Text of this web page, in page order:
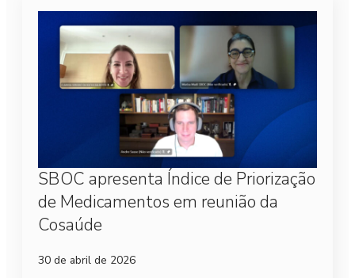
SBOC apresenta Índice de Priorização
de Medicamentos em reunião da
Cosaúde
30 de abril de 2026